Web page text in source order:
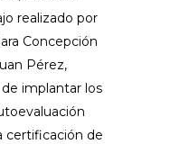
realizado por
Concepción
Pérez,
implantar los
certificación de